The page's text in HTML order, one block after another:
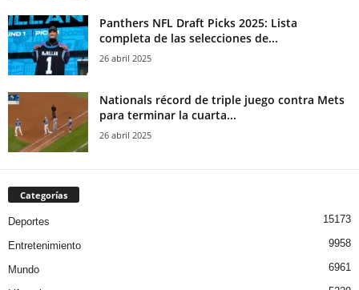
Panthers NFL Draft Picks 2025: Lista
completa de las selecciones de...
26 abril 2025
Nationals récord de triple juego contra Mets
para terminar la cuarta...
26 abril 2025
Categorías
Deportes 15173
Entretenimiento 9958
Mundo 6961